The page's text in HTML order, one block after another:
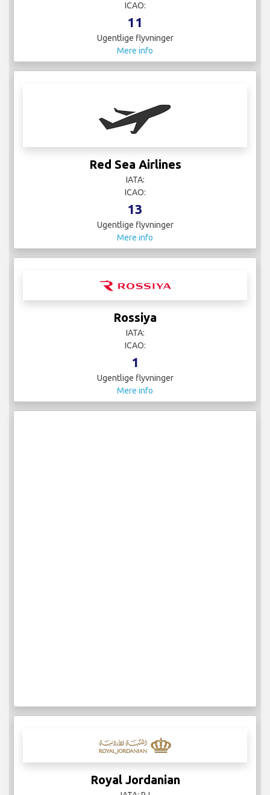
ICAO:
11
Ugentlige flyvninger
Mere info
Red Sea Airlines
IATA:
ICAO:
13
Ugentlige flyvninger
Mere info
Rossiya
IATA:
ICAO:
1
Ugentlige flyvninger
Mere info
Royal Jordanian